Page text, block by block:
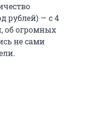
рублей) — с 4
об огромных
не сами